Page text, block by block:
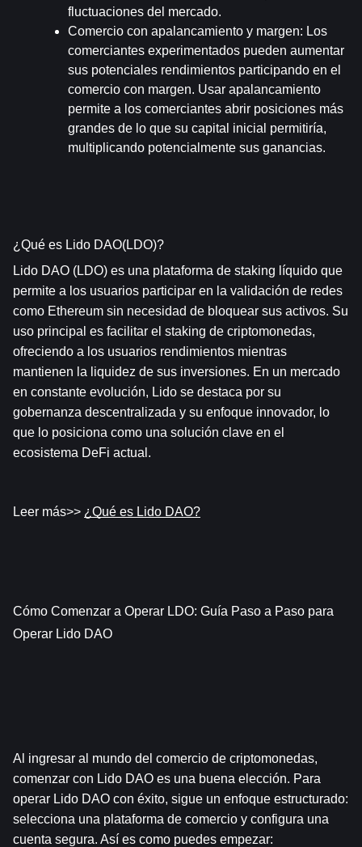
fluctuaciones del mercado.
Comercio con apalancamiento y margen: Los
comerciantes experimentados pueden aumentar
sus potenciales rendimientos participando en el
comercio con margen. Usar apalancamiento
permite a los comerciantes abrir posiciones más
grandes de lo que su capital inicial permitiría,
multiplicando potencialmente sus ganancias.
¿Qué es Lido DAO(LDO)?
Lido DAO (LDO) es una plataforma de staking líquido que
permite a los usuarios participar en la validación de redes
como Ethereum sin necesidad de bloquear sus activos. Su
uso principal es facilitar el staking de criptomonedas,
ofreciendo a los usuarios rendimientos mientras
mantienen la liquidez de sus inversiones. En un mercado
en constante evolución, Lido se destaca por su
gobernanza descentralizada y su enfoque innovador, lo
que lo posiciona como una solución clave en el
ecosistema DeFi actual.
Leer más>> ¿Qué es Lido DAO?
Cómo Comenzar a Operar LDO: Guía Paso a Paso para
Operar Lido DAO
Al ingresar al mundo del comercio de criptomonedas,
comenzar con Lido DAO es una buena elección. Para
operar Lido DAO con éxito, sigue un enfoque estructurado:
selecciona una plataforma de comercio y configura una
cuenta segura. Así es como puedes empezar: